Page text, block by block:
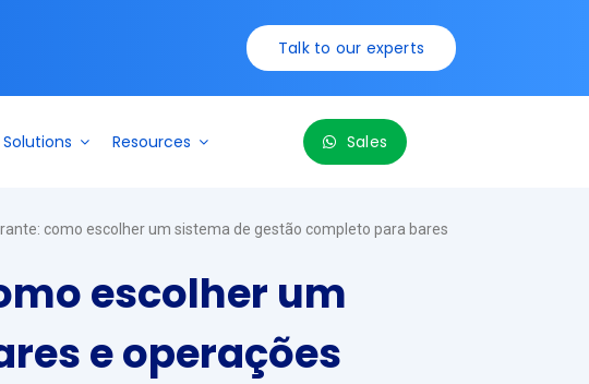
Talk to our experts
Solutions Resources Sales
como escolher um sistema de gestão completo para bares
escolher um
e operações